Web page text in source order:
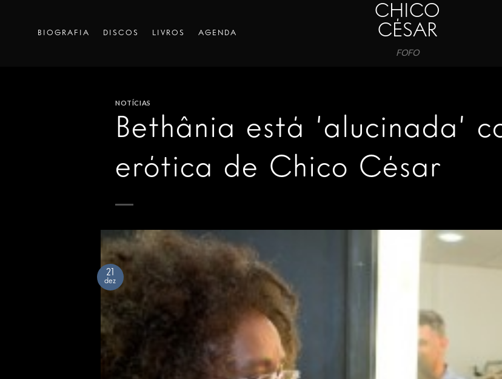
CHICO
CÉSAR
FOFO
BIOGRAFIA DISCOS LIVROS AGENDA
NOTÍCIAS
Bethânia está ‘alucinada’
erótica de Chico César
21
dez